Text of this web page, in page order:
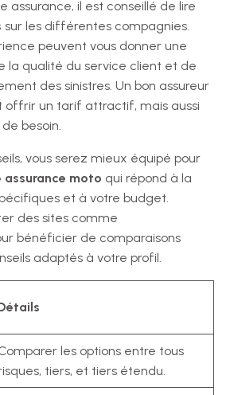
assurance, il est conseillé de lire
sur les différentes compagnies.
peuvent vous donner une
la qualité du service client et de
des sinistres. Un bon assureur
offrir un tarif attractif, mais aussi
besoin.
vous serez mieux équipé pour
assurance moto qui répond à la
et à votre budget.
des sites comme
bénéficier de comparaisons
adaptés à votre profil.
les options entre tous
tiers, et tiers étendu.